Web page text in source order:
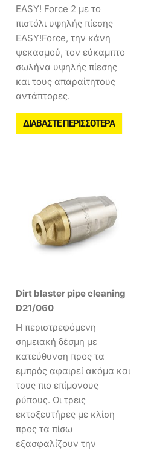
EASY! Force 2 με το
πιστόλι υψηλής πίεσης
EASY!Force, την κάνη
ψεκασμού, τον εύκαμπτο
σωλήνα υψηλής πίεσης
και τους απαραίτητους
αντάπτορες.
ΔΙΑΒΆΣΤΕ ΠΕΡΙΣΣΌΤΕΡΑ
Dirt blaster pipe cleaning
D21/060
Η περιστρεφόμενη
σημειακή δέσμη με
κατεύθυνση προς τα
εμπρός αφαιρεί ακόμα και
τους πιο επίμονους
ρύπους. Οι τρεις
εκτοξευτήρες με κλίση
προς τα πίσω
εξασφαλίζουν την